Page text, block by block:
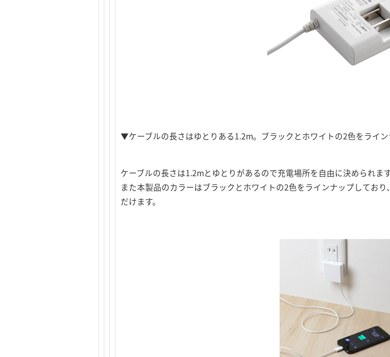
▼ケーブルの長さはゆとりある1.2m。ブラックとホワイトの2色をライ
ケーブルの長さは1.2mとゆとりがあるので充電場所を自由に決められます
また本製品のカラーはブラックとホワイトの2色をラインナップしてお
だけます。